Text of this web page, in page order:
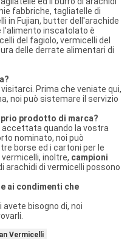
fabbriche, tagliatelle di
in Fujian, butter dell'arachide
l'alimento inscatolato è
del fagiolo, vermicelli del
delle derrate alimentari di
Prima che veniate qui,
noi può sistemare il servizio
prodotto di marca?
accettata quando la vostra
nominato, noi può
borse ed i cartoni per le
inoltre, campioni
arachidi di vermicelli possono
ai condimenti che
bisogno di, noi
Vermicelli